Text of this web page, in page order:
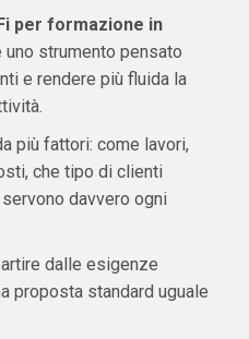
per formazione in
strumento pensato
e rendere più fluida la
più fattori: come lavori,
che tipo di clienti
davvero ogni
dalle esigenze
proposta standard uguale